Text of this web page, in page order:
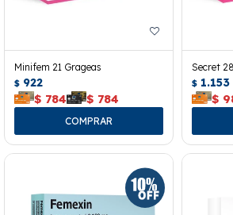
Minifem 21 Grageas
$ 922
$ 784 $ 784
Secret
$ 1.153
$